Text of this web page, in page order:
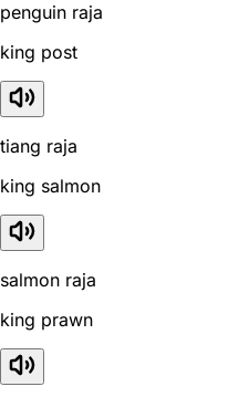
penguin raja
king post
tiang raja
king salmon
salmon raja
king prawn